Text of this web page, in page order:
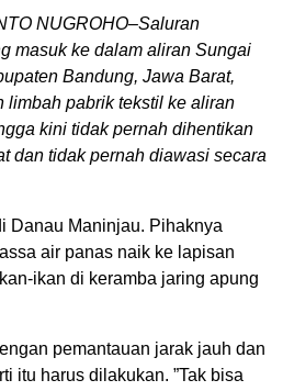
NUGROHO–Saluran
masuk ke dalam aliran Sungai
Bandung, Jawa Barat,
limbah pabrik tekstil ke aliran
kini tidak pernah dihentikan
dan tidak pernah diawasi secara
Danau Maninjau. Pihaknya
air panas naik ke lapisan
ikan di keramba jaring apung
pemantauan jarak jauh dan
itu harus dilakukan. ”Tak bisa